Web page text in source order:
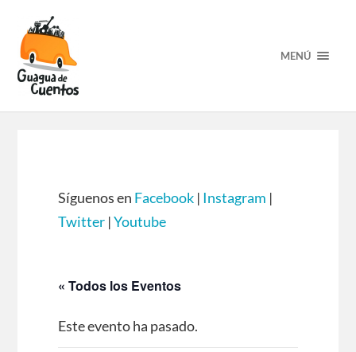
MENÚ
Síguenos en Facebook| Instagram |
Twitter|Youtube
« Todos los Eventos
Este evento ha pasado.